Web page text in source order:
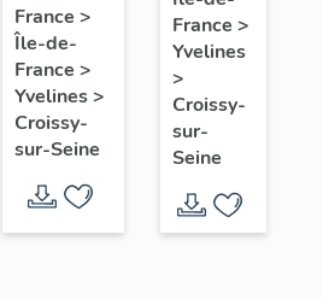
Weill,
Croissy-
sur-
Seine
France >
Île-de-
France >
Yvelines>
Croissy-
sur-Seine
dite
Pavillon
Henri
IV ou
Pavillon
Gabrielle
France >
Yvelines
>
Croissy-
sur-
Seine